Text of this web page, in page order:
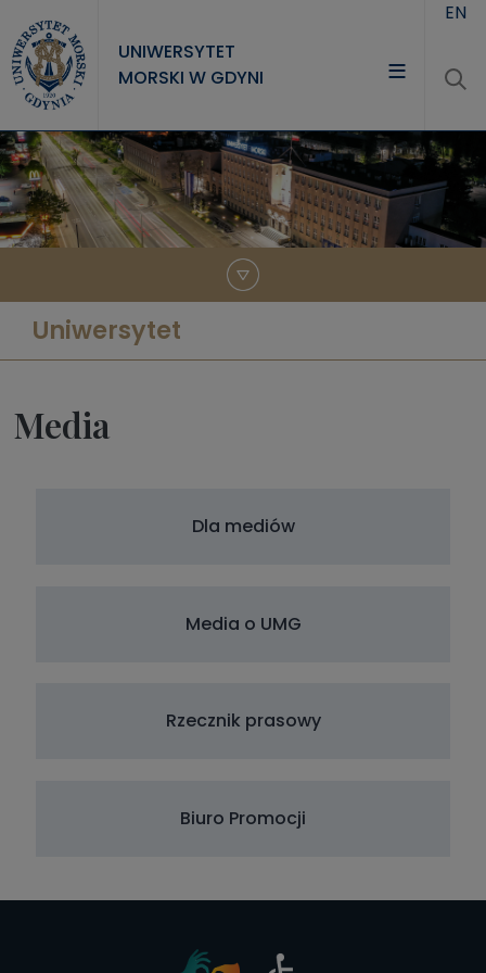
UNIWERSYTET
MORSKI W GDYNI
UNIWERSYTET
STUDIA
NAUKA
EN
Uniwersytet
Media
Dla mediów
Media o UMG
Rzecznik prasowy
Biuro Promocji